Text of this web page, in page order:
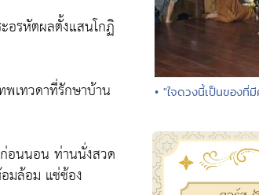
อรหัตผลตั้งแสนโกฏิ
พเทวดาที่รักษาบ้าน
อนนอน ท่านนั่งสวด
มล้อม แซ่ซ้อง
• "ใจดวงนี้เป็นของ